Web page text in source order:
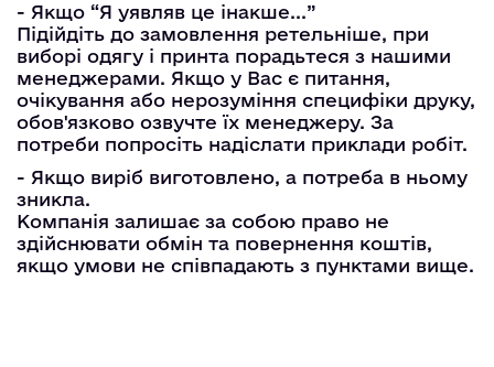
- Якщо “Я уявляв це інакше...”
Підійдіть до замовлення ретельніше, при
виборі одягу і принта порадьтеся з нашими
менеджерами. Якщо у Вас є питання,
очікування або нерозуміння специфіки друку,
обов'язково озвучте їх менеджеру. За
потреби попросіть надіслати приклади робіт.
- Якщо виріб виготовлено, а потреба в ньому
зникла.
Компанія залишає за собою право не
здійснювати обмін та повернення коштів,
якщо умови не співпадають з пунктами вище.